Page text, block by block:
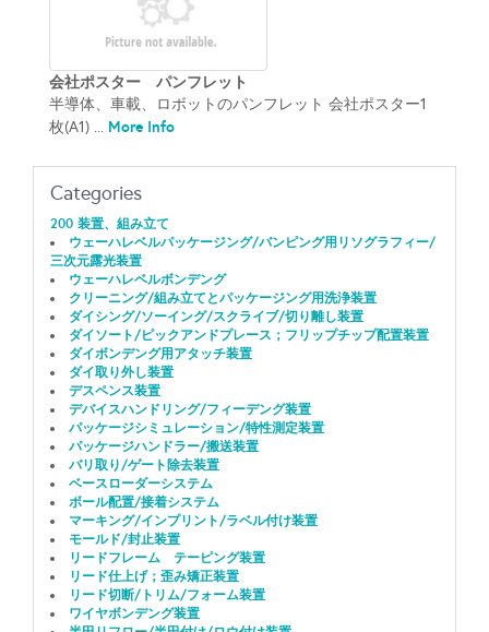
会社ポスター パンフレット
半導体、車載、ロボットのパンフレット 会社ポスター1
枚(A1) ... More Info
Categories
200 装置、組み立て
ウェーハレベルパッケージング/バンピング用リソグラフィー/
三次元露光装置
ウェーハレベルボンデング
クリーニング/組み立てとパッケージング用洗浄装置
ダイシング/ソーイング/スクライブ/切り離し装置
ダイソート/ピックアンドプレース；フリップチップ配置装置
ダイボンデング用アタッチ装置
ダイ取り外し装置
デスペンス装置
デバイスハンドリング/フィーデング装置
パッケージシミュレーション/特性測定装置
パッケージハンドラー/搬送装置
バリ取り/ゲート除去装置
ベースローダーシステム
ボール配置/接着システム
マーキング/インプリント/ラベル付け装置
モールド/封止装置
リードフレーム テーピング装置
リード仕上げ；歪み矯正装置
リード切断/トリム/フォーム装置
ワイヤボンデング装置